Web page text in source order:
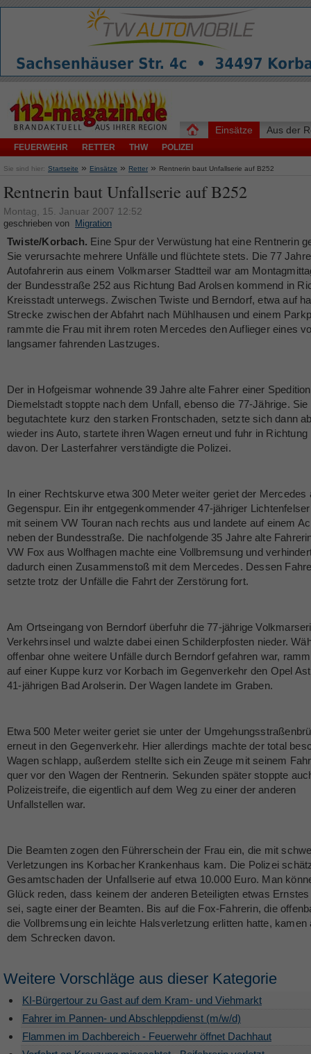
Einsätze
FEUERWEHR RETTER THW POLIZEI
Aus der
Sie sind hier: Startseite » Einsätze » Retter » Rentnerin baut Unfallserie auf B252
Rentnerin baut Unfallserie auf B252
Montag, 15. Januar 2007 12:52
geschrieben von Migration
Twiste/Korbach. Eine Spur der Verwüstung hat eine Rentnerin
Sie verursachte mehrere Unfälle und flüchtete stets. Die 77
Autofahrerin aus einem Volkmarser Stadtteil war am
der Bundesstraße 252 aus Richtung Bad Arolsen kommend in
Kreisstadt unterwegs. Zwischen Twiste und Berndorf, etwa auf
Strecke zwischen der Abfahrt nach Mühlhausen und einem
rammte die Frau mit ihrem roten Mercedes den Auflieger eines
langsamer fahrenden Lastzuges.
Der in Hofgeismar wohnende 39 Jahre alte Fahrer einer
Diemelstadt stoppte nach dem Unfall, ebenso die 77-Jährige. Sie
begutachtete kurz den starken Frontschaden, setzte sich dann
wieder ins Auto, startete ihren Wagen erneut und fuhr in Richtung
davon. Der Lasterfahrer verständigte die Polizei.
In einer Rechtskurve etwa 300 Meter weiter geriet der Mercedes
Gegenspur. Ein ihr entgegenkommender 47-jähriger
mit seinem VW Touran nach rechts aus und landete auf einem
neben der Bundesstraße. Die nachfolgende 35 Jahre alte
VW Fox aus Wolfhagen machte eine Vollbremsung und
dadurch einen Zusammenstoß mit dem Mercedes. Dessen
setzte trotz der Unfälle die Fahrt der Zerstörung fort.
Am Ortseingang von Berndorf überfuhr die 77-jährige
Verkehrsinsel und walzte dabei einen Schilderpfosten nieder.
offenbar ohne weitere Unfälle durch Berndorf gefahren war,
auf einer Kuppe kurz vor Korbach im Gegenverkehr den Opel
41-jährigen Bad Arolserin. Der Wagen landete im Graben.
Etwa 500 Meter weiter geriet sie unter der
erneut in den Gegenverkehr. Hier allerdings machte der total
Wagen schlapp, außerdem stellte sich ein Zeuge mit seinem
quer vor den Wagen der Rentnerin. Sekunden später stoppte
Polizeistreife, die eigentlich auf dem Weg zu einer der anderen
Unfallstellen war.
Die Beamten zogen den Führerschein der Frau ein, die mit
Verletzungen ins Korbacher Krankenhaus kam. Die Polizei
Gesamtschaden der Unfallserie auf etwa 10.000 Euro. Man
Glück reden, dass keinem der anderen Beteiligten etwas
sei, sagte einer der Beamten. Bis auf die Fox-Fahrerin, die
die Vollbremsung ein leichte Halsverletzung erlitten hatte, kamen
dem Schrecken davon.
Weitere Vorschläge aus dieser Kategorie
KI-Bürgertour zu Gast auf dem Kram- und Viehmarkt
Fahrer im Pannen- und Abschleppdienst (m/w/d)
Flammen im Dachbereich - Feuerwehr öffnet Dachhaut